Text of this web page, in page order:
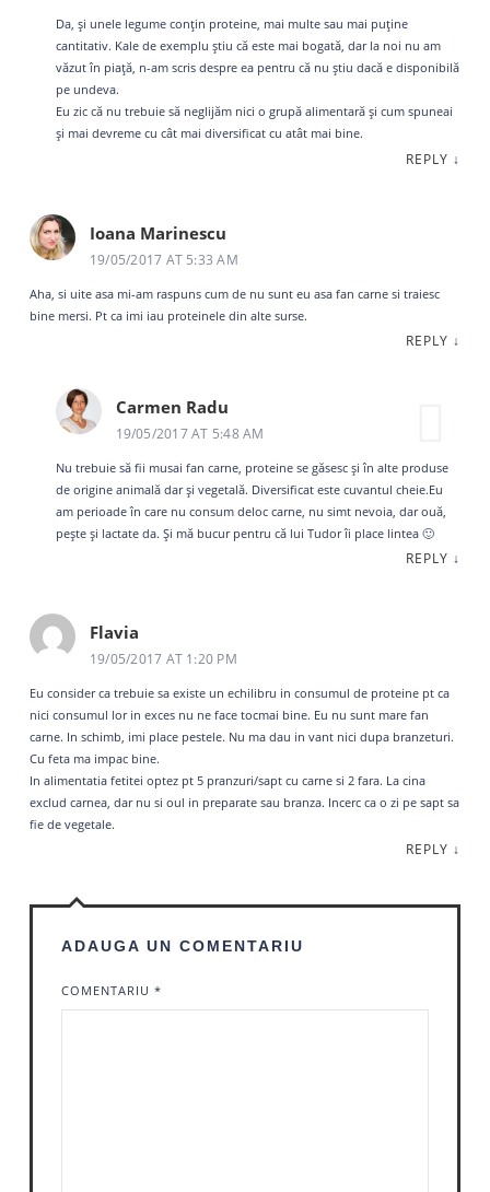
Da, și unele legume conțin proteine, mai multe sau mai puține
cantitativ. Kale de exemplu știu că este mai bogată, dar la noi nu am
văzut în piață, n-am scris despre ea pentru că nu știu dacă e disponibilă
pe undeva.
Eu zic că nu trebuie să neglijăm nici o grupă alimentară și cum spuneai
și mai devreme cu cât mai diversificat cu atât mai bine.
REPLY ↓
Ioana Marinescu
19/05/2017 AT 5:33 AM
Aha, si uite asa mi-am raspuns cum de nu sunt eu asa fan carne si traiesc
bine mersi. Pt ca imi iau proteinele din alte surse.
REPLY ↓
Carmen Radu
19/05/2017 AT 5:48 AM
Nu trebuie să fii musai fan carne, proteine se găsesc și în alte produse
de origine animală dar și vegetală. Diversificat este cuvantul cheie.Eu
am perioade în care nu consum deloc carne, nu simt nevoia, dar ouă,
pește și lactate da. Și mă bucur pentru că lui Tudor îi place lintea 🙂
REPLY ↓
Flavia
19/05/2017 AT 1:20 PM
Eu consider ca trebuie sa existe un echilibru in consumul de proteine pt ca
nici consumul lor in exces nu ne face tocmai bine. Eu nu sunt mare fan
carne. In schimb, imi place pestele. Nu ma dau in vant nici dupa branzeturi.
Cu feta ma impac bine.
In alimentatia fetitei optez pt 5 pranzuri/sapt cu carne si 2 fara. La cina
exclud carnea, dar nu si oul in preparate sau branza. Incerc ca o zi pe sapt sa
fie de vegetale.
REPLY ↓
ADAUGA UN COMENTARIU
COMENTARIU *